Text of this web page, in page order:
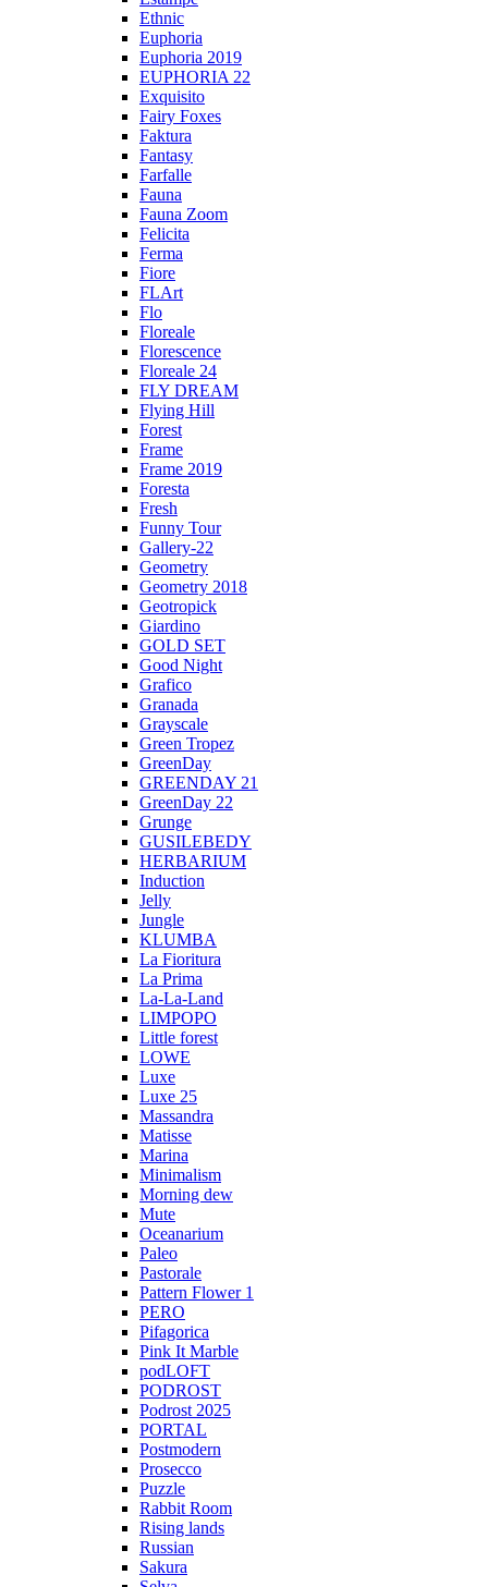
Ethnic
Euphoria
Euphoria 2019
EUPHORIA 22
Exquisito
Fairy Foxes
Faktura
Fantasy
Farfalle
Fauna
Fauna Zoom
Felicita
Ferma
Fiore
FLArt
Flo
Floreale
Florescence
Floreale 24
FLY DREAM
Flying Hill
Forest
Frame
Frame 2019
Foresta
Fresh
Funny Tour
Gallery-22
Geometry
Geometry 2018
Geotropick
Giardino
GOLD SET
Good Night
Grafico
Granada
Grayscale
Green Tropez
GreenDay
GREENDAY 21
GreenDay 22
Grunge
GUSILEBEDY
HERBARIUM
Induction
Jelly
Jungle
KLUMBA
La Fioritura
La Prima
La-La-Land
LIMPOPO
Little forest
LOWE
Luxe
Luxe 25
Massandra
Matisse
Marina
Minimalism
Morning dew
Mute
Oceanarium
Paleo
Pastorale
Pattern Flower 1
PERO
Pifagorica
Pink It Marble
podLOFT
PODROST
Podrost 2025
PORTAL
Postmodern
Prosecco
Puzzle
Rabbit Room
Rising lands
Russian
Sakura